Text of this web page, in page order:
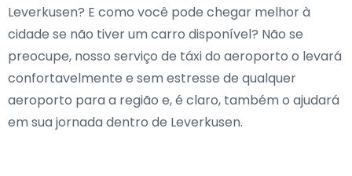
Leverkusen? E como você pode chegar melhor à
cidade se não tiver um carro disponível? Não se
preocupe, nosso serviço de táxi do aeroporto o levará
confortavelmente e sem estresse de qualquer
aeroporto para a região e, é claro, também o ajudará
em sua jornada dentro de Leverkusen.